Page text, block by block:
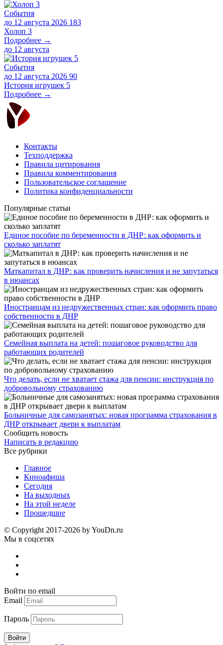
События
до 12 августа 2026 183
Холоп 3
Подробнее →
до 12 августа
События
до 12 августа 2026 90
История игрушек 5
Подробнее →
Контакты
Техподдержка
Правила цитирования
Правила комментирования
Пользовательское соглашение
Политика конфиденциальности
Популярные статьи
Единое пособие по беременности в ДНР: как оформить и
сколько заплатят
​Маткапитал в ДНР: как проверить начисления и не запутаться
в нюансах
Иностранцам из недружественных стран: как оформить право
собственности в ДНР
Семейная выплата на детей: пошаговое руководство для
работающих родителей
Что делать, если не хватает стажа для пенсии: инструкция по
добровольному страхованию
Больничные для самозанятых: новая программа страхования в
ДНР открывает двери к выплатам
Сообщить новость
Написать в редакцию
Все рубрики
Главное
Киноафиша
Сегодня
На выходных
На этой неделе
Прошедшие
© Copyright 2017-2026 by YouDn.ru
Мы в соцсетях
Войти по email
Email
Пароль
Войти